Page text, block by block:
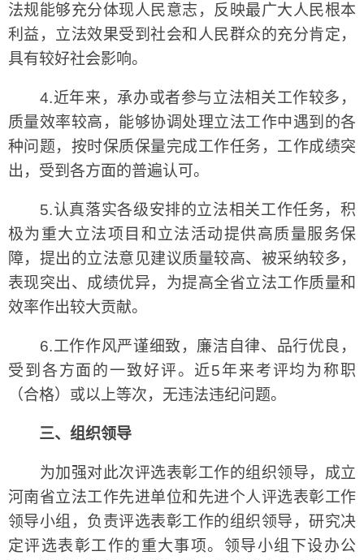
法规能够充分体现人民意志，反映最广大人民根本
利益，立法效果受到社会和人民群众的充分肯定，
具有较好社会影响。
4.近年来，承办或者参与立法相关工作较多，
质量效率较高，能够协调处理立法工作中遇到的各
种问题，按时保质保量完成工作任务，工作成绩突
出，受到各方面的普遍认可。
5.认真落实各级安排的立法相关工作任务，积
极为重大立法项目和立法活动提供高质量服务保
障，提出的立法意见建议质量较高、被采纳较多，
表现突出、成绩优异，为提高全省立法工作质量和
效率作出较大贡献。
6.工作作风严谨细致，廉洁自律、品行优良，
受到各方面的一致好评。近5年来考评均为称职
（合格）或以上等次，无违法违纪问题。
三、组织领导
为加强对此次评选表彰工作的组织领导，成立
河南省立法工作先进单位和先进个人评选表彰工作
领导小组，负责评选表彰工作的组织领导，研究决
定评选表彰工作的重大事项。领导小组下设办公